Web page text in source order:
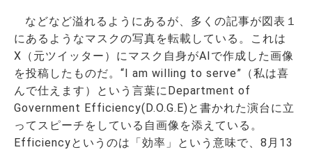
などなど溢れるようにあるが、多くの記事が図表１
にあるようなマスクの写真を転載している。これは
X（元ツイッター）にマスク自身がAIで作成した画像
を投稿したものだ。“I am willing to serve”（私は喜
んで仕えます）という言葉にDepartment of
Government Efficiency(D.O.G.E)と書かれた演台に立
ってスピーチをしている自画像を添えている。
Efficiencyというのは「効率」という意味で、8月13